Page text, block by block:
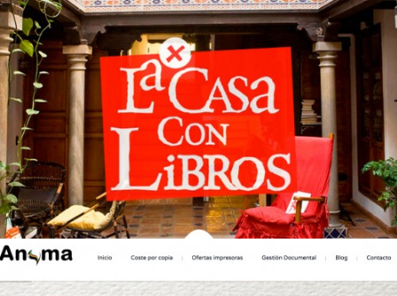
La Casa con Libros
Diseño Web